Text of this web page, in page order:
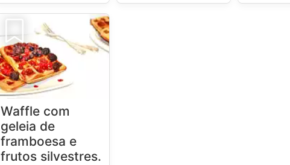
Waffle com
geleia de
framboesa e
frutos silvestres.